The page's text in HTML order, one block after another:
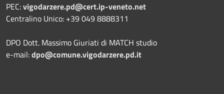
PEC:vigodarzere.pd@cert.ip-veneto.net
Centralino Unico: +39 049 8888311
DPO Dott. Massimo Giuriati di MATCH studio
e-mail:dpo@comune.vigodarzere.pd.it